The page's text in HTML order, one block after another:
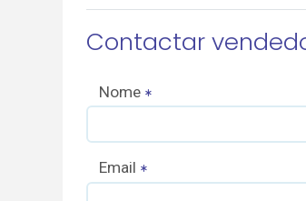
Contactar
Nome
Email